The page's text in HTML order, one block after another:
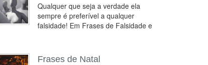
Qualquer que seja a verdade ela
sempre é preferível a qualquer
falsidade! Em Frases de Falsidade e
Frases de Natal